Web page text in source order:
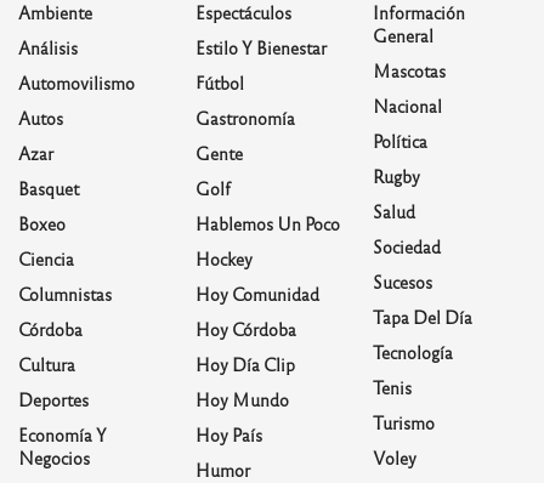
Ambiente
Análisis
Automovilismo
Autos
Azar
Basquet
Boxeo
Ciencia
Columnistas
Córdoba
Cultura
Deportes
Economía Y
Negocios
Espectáculos
Estilo Y Bienestar
Fútbol
Gastronomía
Gente
Golf
Hablemos Un Poco
Hockey
Hoy Comunidad
Hoy Córdoba
Hoy Día Clip
Hoy Mundo
Hoy País
Humor
Información
General
Mascotas
Nacional
Política
Rugby
Salud
Sociedad
Sucesos
Tapa Del Día
Tecnología
Tenis
Turismo
Voley